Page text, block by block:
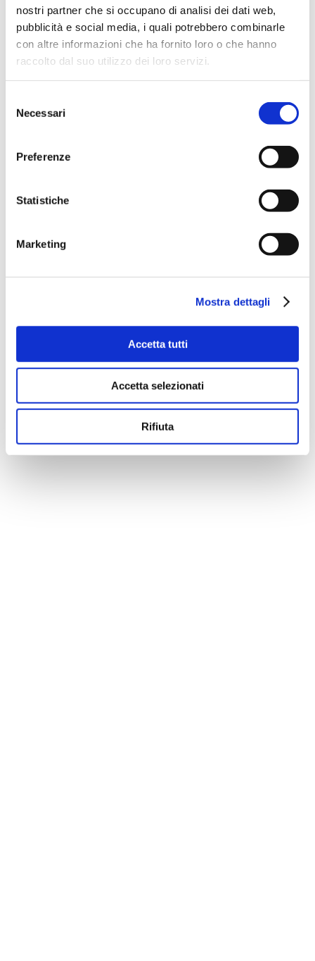
nostri partner che si occupano di analisi dei dati web,
pubblicità e social media, i quali potrebbero combinarle
con altre informazioni che ha fornito loro o che hanno
raccolto dal suo utilizzo dei loro servizi.
delNecessari
Preferenze
Statistiche
Marketing
Mostra dettagli
Accetta tutti
Accetta selezionati
Rifiuta